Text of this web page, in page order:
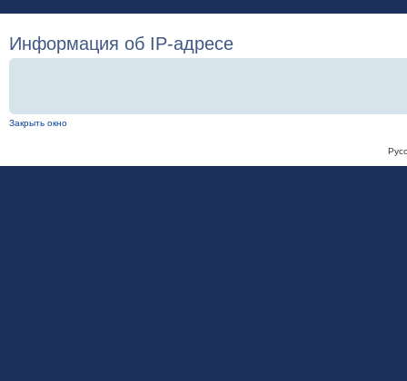
Информация об IP-адресе
Закрыть окно